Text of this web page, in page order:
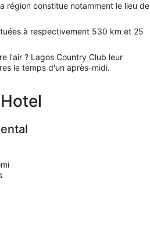
région constitue notamment le lieu de
à respectivement 530 km et 25
l'air ? Lagos Country Club leur
le temps d'un après-midi.